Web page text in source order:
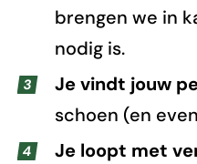
brengen we in
nodig is.
Je vindt jouw
schoen (en
Je loopt met